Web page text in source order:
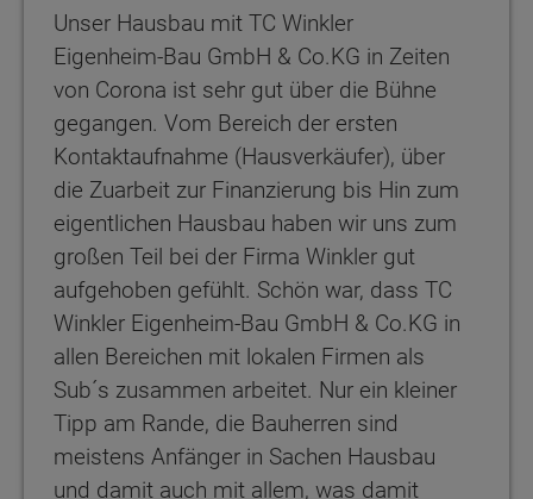
Unser Hausbau mit TC Winkler
Eigenheim-Bau GmbH & Co.KG in Zeiten
von Corona ist sehr gut über die Bühne
gegangen. Vom Bereich der ersten
Kontaktaufnahme (Hausverkäufer), über
die Zuarbeit zur Finanzierung bis Hin zum
eigentlichen Hausbau haben wir uns zum
großen Teil bei der Firma Winkler gut
aufgehoben gefühlt. Schön war, dass TC
Winkler Eigenheim-Bau GmbH & Co.KG in
allen Bereichen mit lokalen Firmen als
Sub´s zusammen arbeitet. Nur ein kleiner
Tipp am Rande, die Bauherren sind
meistens Anfänger in Sachen Hausbau
und damit auch mit allem, was damit